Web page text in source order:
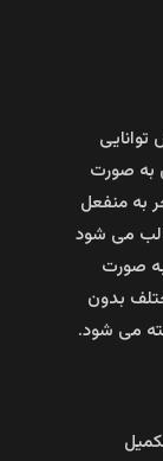
به صورت
به منفعل
می شود
صورت
بدون
می شود.